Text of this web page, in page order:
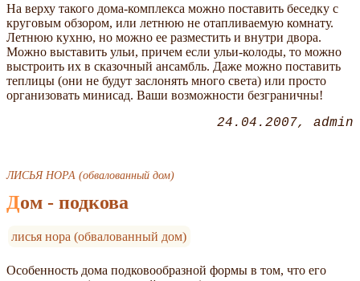
На верху такого дома-комплекса можно поставить беседку с
круговым обзором, или летнюю не отапливаемую комнату.
Летнюю кухню, но можно ее разместить и внутри двора.
Можно выставить ульи, причем если ульи-колоды, то можно
выстроить их в сказочный ансамбль. Даже можно поставить
теплицы (они не будут заслонять много света) или просто
организовать минисад. Ваши возможности безграничны!
24.04.2007 admin
ЛИСЬЯ НОРА (обвалованный дом)
Дом - подкова
лисья нора (обвалованный дом)
Особенность дома подковообразной формы в том, что его